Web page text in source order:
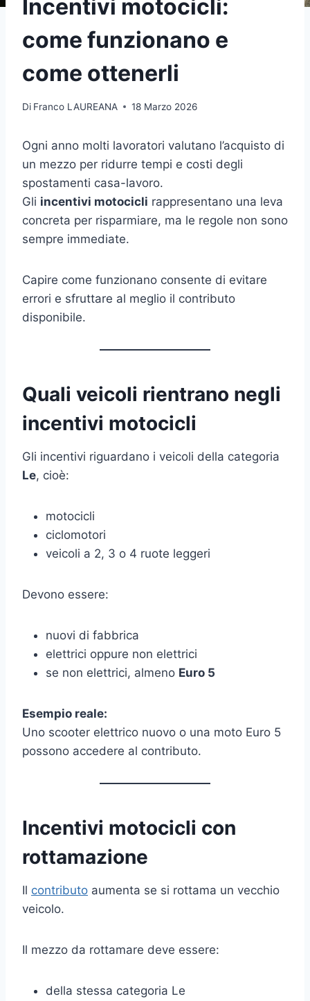
Incentivi motocicli:
come funzionano e
come ottenerli
Di Franco LAUREANA 18 Marzo 2026
Ogni anno molti lavoratori valutano l’acquisto di
un mezzo per ridurre tempi e costi degli
spostamenti casa-lavoro.
Gli incentivi motocicli rappresentano una leva
concreta per risparmiare, ma le regole non sono
sempre immediate.
Capire come funzionano consente di evitare
errori e sfruttare al meglio il contributo
disponibile.
Quali veicoli rientrano negli
incentivi motocicli
Gli incentivi riguardano i veicoli della categoria
Le, cioè:
motocicli
ciclomotori
veicoli a 2, 3 o 4 ruote leggeri
Devono essere:
nuovi di fabbrica
elettrici oppure non elettrici
se non elettrici, almeno Euro 5
Esempio reale:
Uno scooter elettrico nuovo o una moto Euro 5
possono accedere al contributo.
Incentivi motocicli con
rottamazione
Il contributo aumenta se si rottama un vecchio
veicolo.
Il mezzo da rottamare deve essere:
della stessa categoria Le